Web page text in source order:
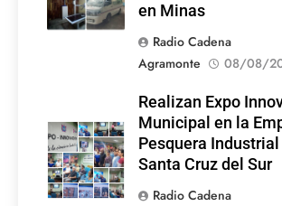
en Minas
Radio Cadena
Agramonte
08/08/
Realizan Expo
Municipal en la
Pesquera Industrial
Santa Cruz del Sur
Radio Cadena